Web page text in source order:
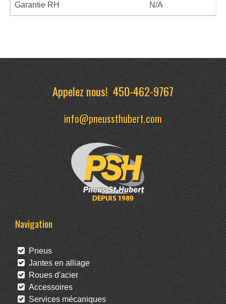
Garantie RH N/A
Appelez nous!450-462-9767
info@pneussthubert.com
Navigation
Pneus
Jantes en alliage
Roues d'acier
Accessoires
Services mécaniques